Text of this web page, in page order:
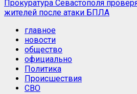
Прокуратура Севастополя
жителей после атаки БПЛА
главное
новости
общество
официально
Политика
Происшествия
СВО